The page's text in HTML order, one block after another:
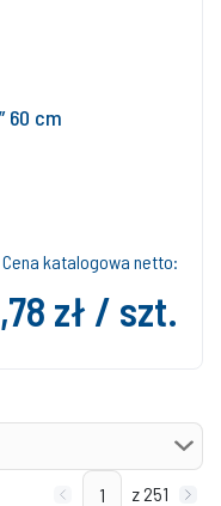
60 cm
Cena katalogowa netto:
zł / szt.
z 251